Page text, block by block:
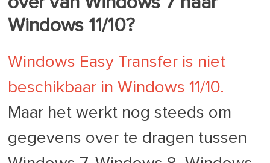
Windows 11/10?
Windows Easy Transfer is niet
beschikbaar in Windows 11/10.
Maar het werkt nog steeds om
gegevens over te dragen tussen